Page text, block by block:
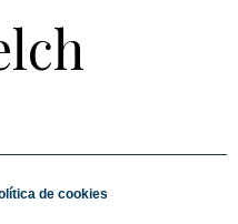
de cookies